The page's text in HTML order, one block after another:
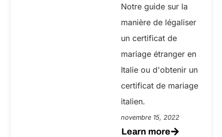
Notre guide sur la
manière de légaliser
un certificat de
mariage étranger en
Italie ou d'obtenir un
certificat de mariage
italien.
novembre 15, 2022
Learn more